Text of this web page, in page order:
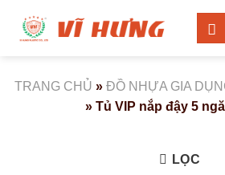
TRANG CHỦ » ĐỒ NHỰA GIA
» Tủ VIP nắp đậy 5
LỌC